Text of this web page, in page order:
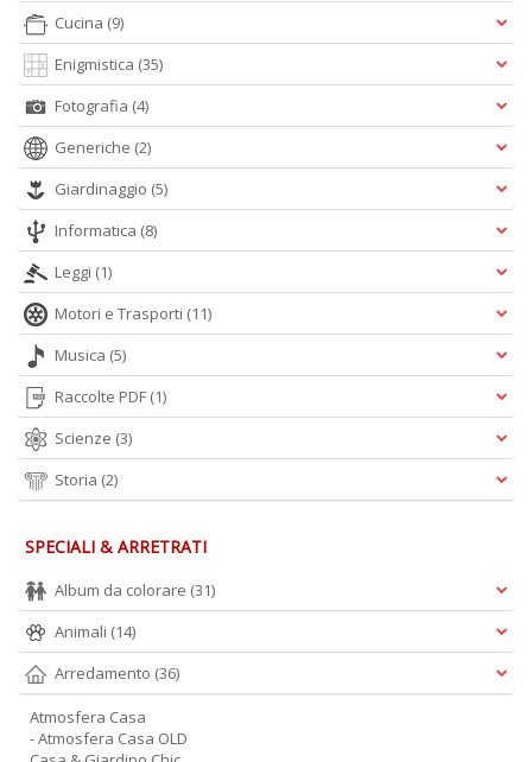
Cucina (9)
Enigmistica (35)
Fotografia (4)
Generiche (2)
Giardinaggio (5)
Informatica (8)
Leggi (1)
Motori e Trasporti (11)
Musica (5)
Raccolte PDF (1)
Scienze (3)
Storia (2)
SPECIALI & ARRETRATI
Album da colorare (31)
Animali (14)
Arredamento (36)
Atmosfera Casa
- Atmosfera Casa OLD